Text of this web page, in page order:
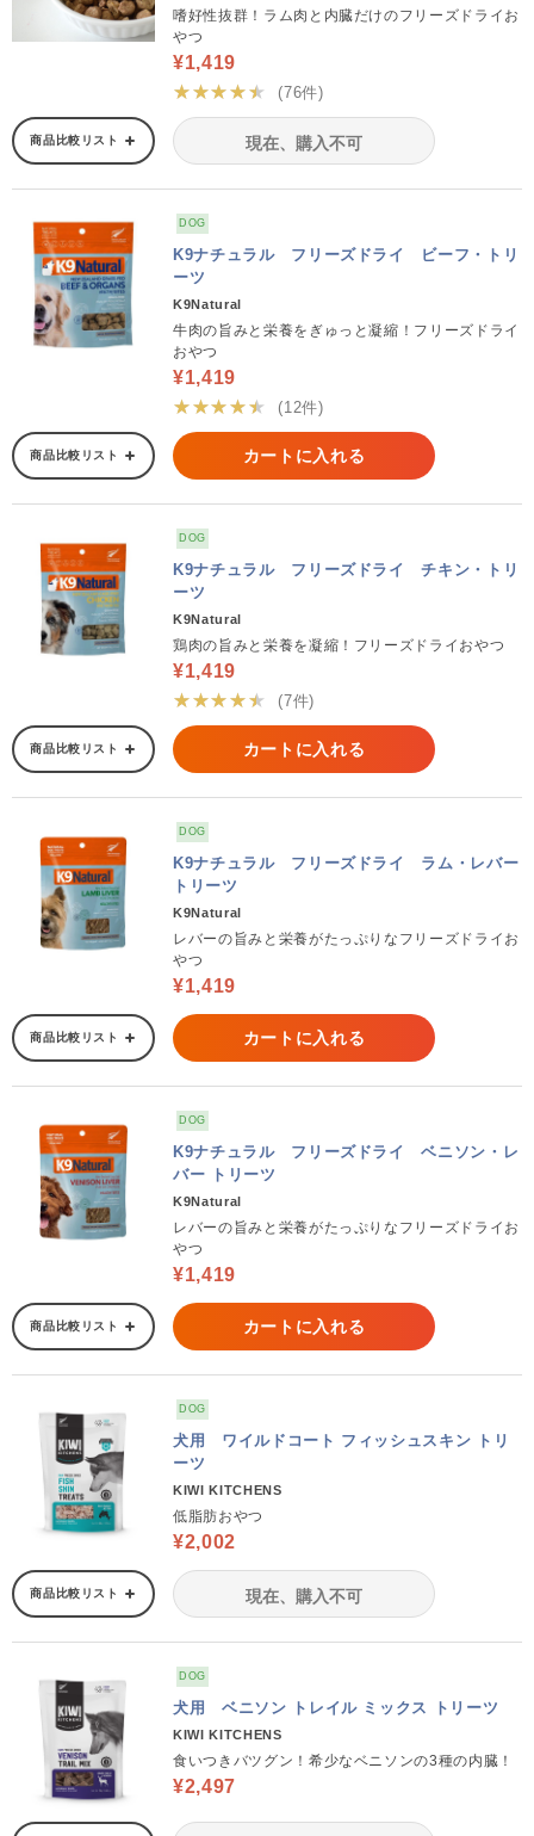
嗜好性抜群！ラム肉と内臓だけのフリーズドライお
やつ
¥1,419
★★★★★
(76件)
商品比較リスト 現在、購入不可
DOG
K9ナチュラル フリーズドライ ビーフ・トリ
ーツ
K9Natural
牛肉の旨みと栄養をぎゅっと凝縮！フリーズドライ
おやつ
¥1,419
★★★★★
(12件)
商品比較リスト カートに入れる
DOG
K9ナチュラル フリーズドライ チキン・トリ
ーツ
K9Natural
鶏肉の旨みと栄養を凝縮！フリーズドライおやつ
¥1,419
★★★★★
(7件)
商品比較リスト カートに入れる
DOG
K9ナチュラル フリーズドライ ラム・レバー
トリーツ
K9Natural
レバーの旨みと栄養がたっぷりなフリーズドライお
やつ
¥1,419
商品比較リスト カートに入れる
DOG
K9ナチュラル フリーズドライ ベニソン・レ
バー トリーツ
K9Natural
レバーの旨みと栄養がたっぷりなフリーズドライお
やつ
¥1,419
商品比較リスト カートに入れる
DOG
犬用 ワイルドコート フィッシュスキン トリ
ーツ
KIWI KITCHENS
低脂肪おやつ
¥2,002
商品比較リスト 現在、購入不可
DOG
犬用 ベニソン トレイル ミックス トリーツ
KIWI KITCHENS
食いつきバツグン！希少なベニソンの3種の内臓！
¥2,497